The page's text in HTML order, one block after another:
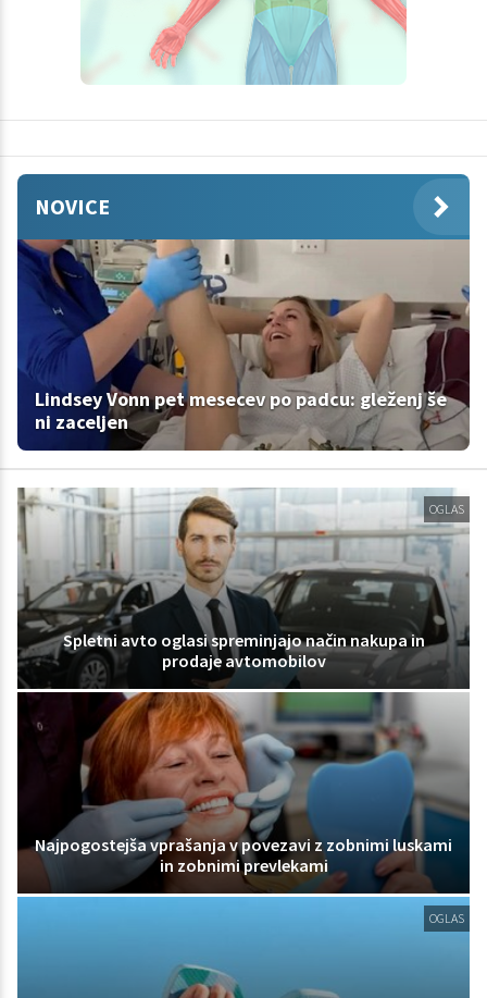
NOVICE
Lindsey Vonn pet mesecev po padcu: gleženj še
ni zaceljen
OGLAS
Spletni avto oglasi spreminjajo način nakupa in
prodaje avtomobilov
Najpogostejša vprašanja v povezavi z zobnimi luskami
in zobnimi prevlekami
OGLAS